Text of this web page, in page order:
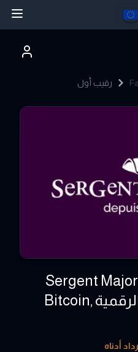
رقيب أول
اشتر بطاقات هدايا Sergent Major
باستخدام العملات الرقمية ,Bitcoin
أدناه